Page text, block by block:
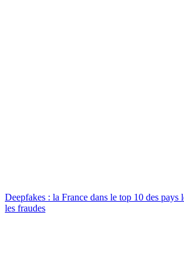
Deepfakes : la France dans le top 10 des pays
les fraudes